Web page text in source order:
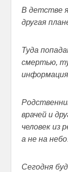
В детстве
другая
Туда
смертью,
врачей и
человек из
а не на
Сегодня